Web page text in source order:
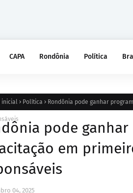
CAPA Rondônia Política
inicial Política Rondônia pode ganhar
pode
em
04, 2025